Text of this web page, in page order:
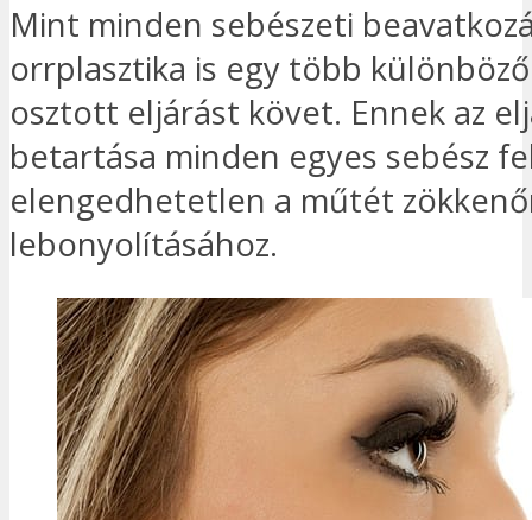
Mint minden sebészeti
orrplasztika is egy több különböző
osztott eljárást követ. Ennek az
betartása minden egyes sebész
elengedhetetlen a műtét
lebonyolításához.